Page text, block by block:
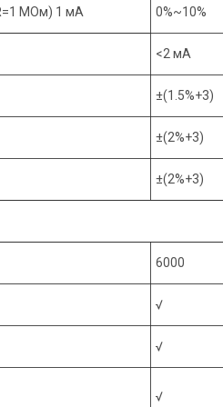
МОм) 1 мА 0%~10%
<2 мА
±(1.5%+3)
±(2%+3)
±(2%+3)
6000
√
√
√